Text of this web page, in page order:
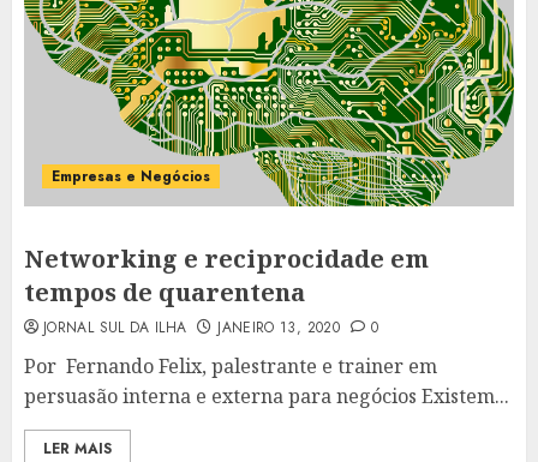
Empresas e Negócios
Networking e reciprocidade em
tempos de quarentena
JORNAL SUL DA ILHA JANEIRO 13, 2020 0
Por Fernando Felix, palestrante e trainer em
persuasão interna e externa para negócios Existem...
LER MAIS